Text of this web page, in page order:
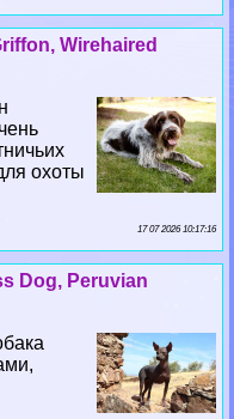
Wirehaired
охоты
17 07 2026 10:17:16
Dog, Peruvian